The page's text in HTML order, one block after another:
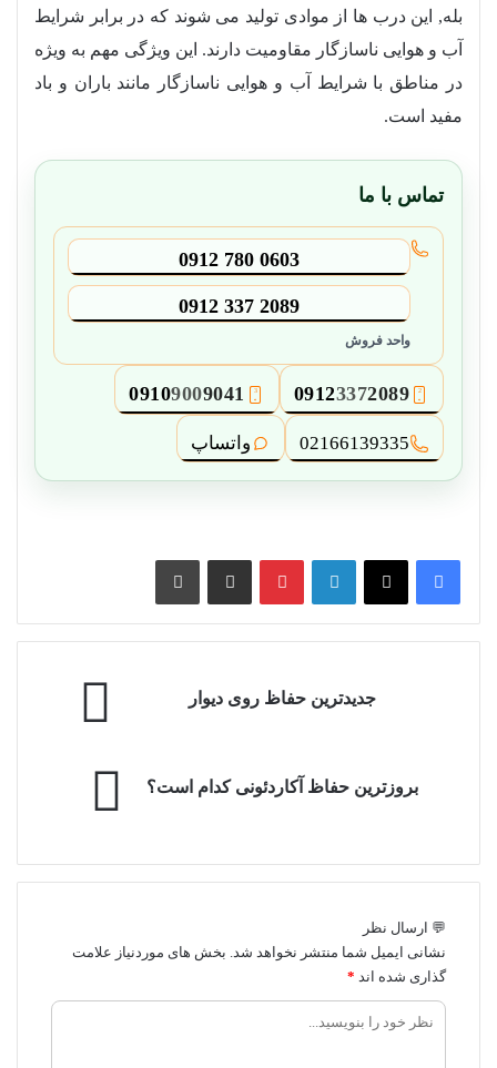
بله, این درب ها از موادی تولید می شوند که در برابر شرایط
آب و هوایی ناسازگار مقاومیت دارند. این ویژگی مهم به ویژه
در مناطق با شرایط آب و هوایی ناسازگار مانند باران و باد
مفید است.
تماس با ما
0912 780 0603
0912 337 2089
واحد فروش
2
09123372089
3
09109009041
02166139335 واتساپ
لینکدین پین ترست از طریق ایمیل به اشتراک بگذارید چاپ کنید
جدیدترین حفاظ روی دیوار
حفاظ
است؟
بروزترین حفاظ آکاردئونی کدام است؟
💬 ارسال نظر
نشانی ایمیل شما منتشر نخواهد شد. بخش های موردنیاز علامت
گذاری شده اند *